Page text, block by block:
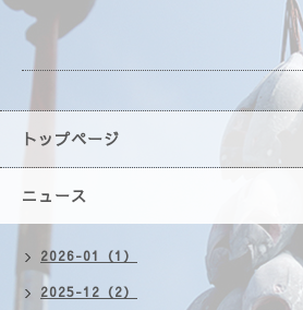
トップページ
ニュース
2026-01（1）
2025-12（2）